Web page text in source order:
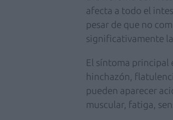
afecta a todo el
pesar de que no
significativamente
El síntoma principal
hinchazón,
pueden aparecer
muscular, fatiga,